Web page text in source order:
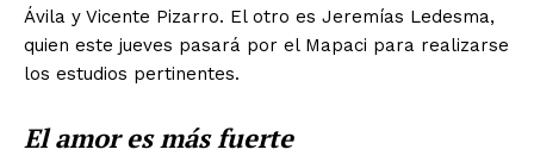
Ávila y Vicente Pizarro. El otro es Jeremías Ledesma,
quien este jueves pasará por el Mapaci para realizarse
los estudios pertinentes.
El amor es más fuerte